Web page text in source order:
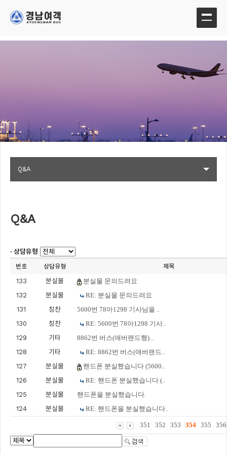
Q&A
Q&A
상담유형
번호 상담유형 제목
133 분실물
분실물 문의드려요
132
분실물
RE: 분실물 문의드려요
131
칭찬
5600번 78아1298 기사님을 ..
130
칭찬
RE: 5600번 78아1298 기사..
129
기타
8862번 버스(애버랜드행) ..
128
기타
RE: 8862번 버스(애버랜드..
127
분실물
핸드폰 분실했습니다 (5600..
126
분실물
RE: 핸드폰 분실했습니다 (..
125
분실물
핸드폰을 분실했습니다.
124
분실물 RE: 핸드폰을 분실했습니다..
351 352 353 354 355 356